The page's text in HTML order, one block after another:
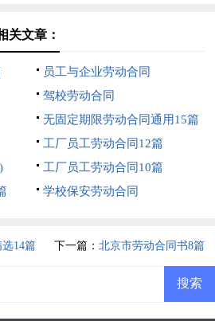
关文章：
员工与企业劳动合同
驾校劳动合同
无固定期限劳动合同通用15篇
工厂员工劳动合同12篇
工厂员工劳动合同10篇
学校保安劳动合同
14篇 下一篇： 北京市劳动合同书8篇